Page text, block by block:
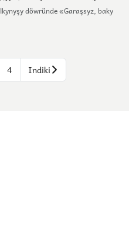
döwründe «Garaşsyz, baky
4 Indiki